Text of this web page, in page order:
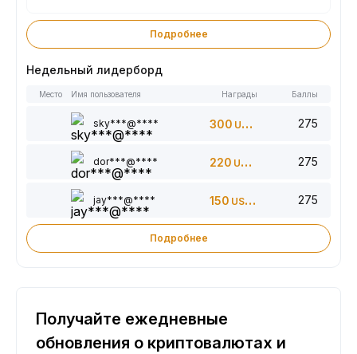
Подробнее
Недельный лидерборд
Место Имя пользователя Награды Баллы
sky***@**** 300 USDT 275
dor***@**** 220 USDT 275
jay***@**** 150 USDT 275
Подробнее
Получайте ежедневные
обновления о криптовалютах и